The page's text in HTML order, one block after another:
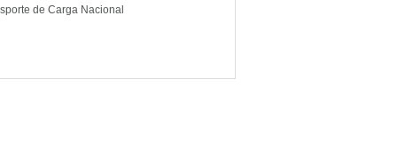
de Carga Nacional